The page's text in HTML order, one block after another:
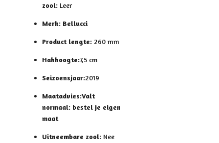
zool: Leer
Merk: Bellucci
Product lengte: 260 mm
Hakhoogte:7,5 cm
Seizoensjaar:2019
Maatadvies:Valt
normaal: bestel je eigen
maat
Uitneembare zool: Nee